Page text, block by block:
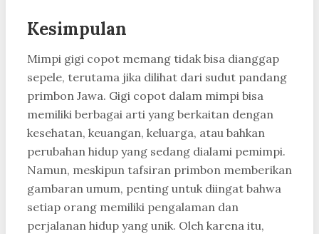
Kesimpulan
Mimpi gigi copot memang tidak bisa dianggap
sepele, terutama jika dilihat dari sudut pandang
primbon Jawa. Gigi copot dalam mimpi bisa
memiliki berbagai arti yang berkaitan dengan
kesehatan, keuangan, keluarga, atau bahkan
perubahan hidup yang sedang dialami pemimpi.
Namun, meskipun tafsiran primbon memberikan
gambaran umum, penting untuk diingat bahwa
setiap orang memiliki pengalaman dan
perjalanan hidup yang unik. Oleh karena itu,